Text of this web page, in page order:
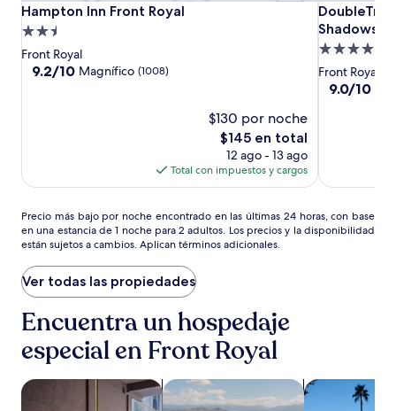
Hampton
Inn
Front
Royal
Hampton
Inn
Front
Royal
Hampton Inn Front Royal
Hampton Inn Front Royal
Propiedad
de
2.5
Front Royal
9.2
9.2/10 Magnífico (1008)
$130 por noche
El
precio
actual
es
$145
$145 en total
12 ago - 13 ago
Total con impuestos y cargos
DoubleTree
by
Hilton
Front
Royal
Shadows
Propiedad
de
4.0
Front Royal
9.0
9.0/10
Precio
más
bajo
por
noche
encontrado
en
las
últimas
24
horas,
con
Precio más bajo por noche encontrado en las últimas 24 horas, con base
en una estancia de 1 noche para 2 adultos. Los precios y la disponibilidad
están sujetos a cambios. Aplican términos adicionales.
Ver todas las propiedades
Encuentra un hospedaje
especial en Front Royal
Buscar propiedades que aceptan mascotas
Buscar propiedades con alberca
Buscar